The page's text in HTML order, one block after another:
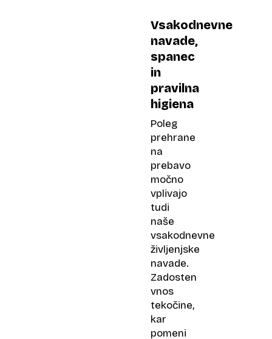
Vsakodnevne
navade,
spanec
in
pravilna
higiena
Poleg
prehrane
na
prebavo
močno
vplivajo
tudi
naše
vsakodnevne
življenjske
navade.
Zadosten
vnos
tekočine,
kar
pomeni